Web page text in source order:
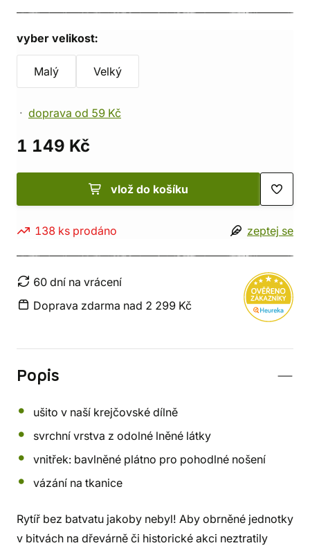
vyber velikost:
Malý Velký
doprava od 59 Kč
1 149 Kč
vlož do košíku
138 ks prodáno zeptej se
60 dní na vrácení
Doprava zdarma nad 2 299 Kč
Popis
ušito v naší krejčovské dílně
svrchní vrstva z odolné lněné látky
vnitřek: bavlněné plátno pro pohodlné nošení
vázání na tkanice
Rytíř bez batvatu jakoby nebyl! Aby obrněné jednotky
v bitvách na dřevárně či historické akci neztratily